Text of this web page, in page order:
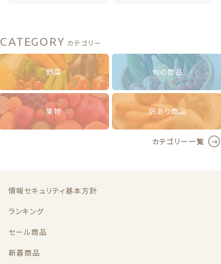
CATEGORY カテゴリー
野菜 旬の商品
果物 訳あり商品
カテゴリー一覧
情報セキュリティ基本方針
ランキング
セール商品
新着商品